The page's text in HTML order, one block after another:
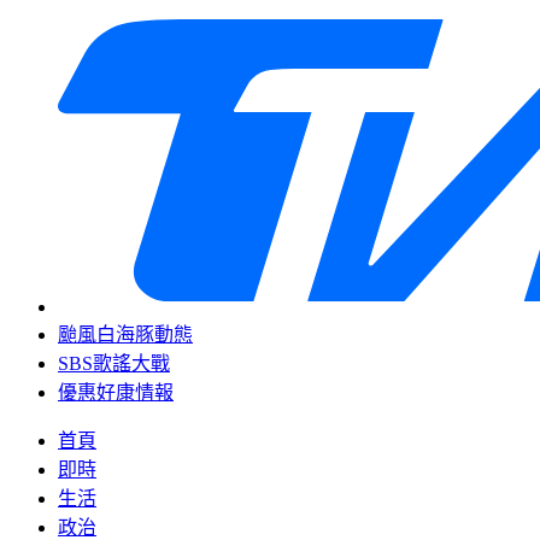
颱風白海豚動態
SBS歌謠大戰
優惠好康情報
首頁
即時
生活
政治